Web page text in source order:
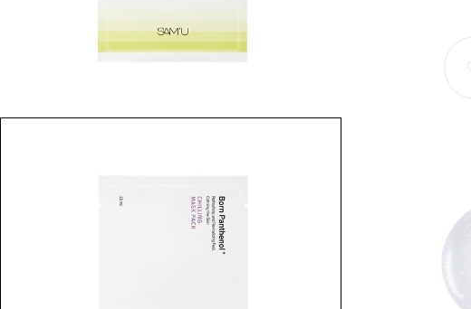
NEW
フィット (10枚入)